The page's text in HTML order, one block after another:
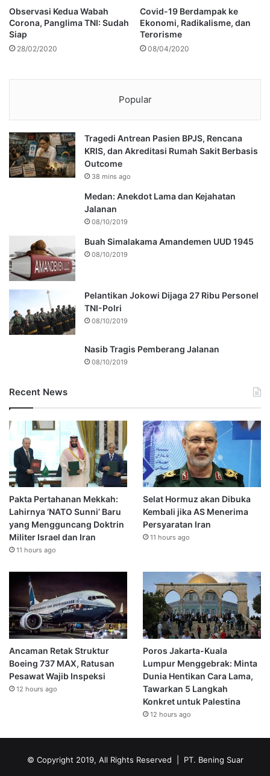
Observasi Kedua Wabah
Corona, Panglima TNI: Sudah
Siap
28/02/2020
Covid-19 Berdampak ke
Ekonomi, Radikalisme, dan
Terorisme
08/04/2020
Popular
Tragedi Antrean Pasien BPJS, Rencana
KRIS, dan Akreditasi Rumah Sakit Berbasis
Outcome
38 mins ago
Medan: Anekdot Lama dan Kejahatan
Jalanan
08/10/2019
Buah Simalakama Amandemen UUD 1945
08/10/2019
Pelantikan Jokowi Dijaga 27 Ribu Personel
TNI-Polri
08/10/2019
Nasib Tragis Pemberang Jalanan
08/10/2019
Recent News
Pakta Pertahanan Mekkah:
Lahirnya ‘NATO Sunni’ Baru
yang Mengguncang Doktrin
Militer Israel dan Iran
11 hours ago
Selat Hormuz akan Dibuka
Kembali jika AS Menerima
Persyaratan Iran
11 hours ago
Ancaman Retak Struktur
Boeing 737 MAX, Ratusan
Pesawat Wajib Inspeksi
12 hours ago
Poros Jakarta-Kuala
Lumpur Menggebrak: Minta
Dunia Hentikan Cara Lama,
Tawarkan 5 Langkah
Konkret untuk Palestina
12 hours ago
© Copyright 2019, All Rights Reserved | PT. Bening Suar